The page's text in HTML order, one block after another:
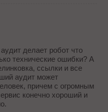
делает робот что
технические ошибки? А
ссылки и все
аудит может
причем с огромным
конечно хороший и